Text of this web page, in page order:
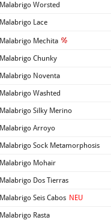
Malabrigo Worsted
Malabrigo Lace
Malabrigo Mechita
Malabrigo Chunky
Malabrigo Noventa
Malabrigo Washted
Malabrigo Silky Merino
Malabrigo Arroyo
Malabrigo Sock Metamorphosis
Malabrigo Mohair
Malabrigo Dos Tierras
Malabrigo Seis Cabos NEU
Malabrigo Rasta